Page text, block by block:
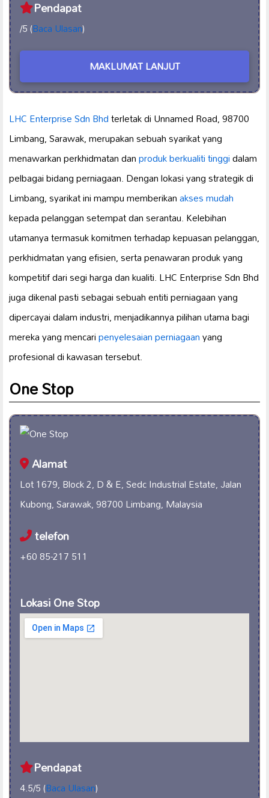
Pendapat
/5 (Baca Ulasan)
MAKLUMAT LANJUT
LHC Enterprise Sdn Bhdterletak di Unnamed Road, 98700
Limbang, Sarawak, merupakan sebuah syarikat yang
menawarkan perkhidmatan danproduk berkualiti tinggidalam
pelbagai bidang perniagaan. Dengan lokasi yang strategik di
Limbang, syarikat ini mampu memberikanakses mudah
kepada pelanggan setempat dan serantau. Kelebihan
utamanya termasuk komitmen terhadap kepuasan pelanggan,
perkhidmatan yang efisien, serta penawaran produk yang
kompetitif dari segi harga dan kualiti. LHC Enterprise Sdn Bhd
juga dikenal pasti sebagai sebuah entiti perniagaan yang
dipercayai dalam industri, menjadikannya pilihan utama bagi
mereka yang mencaripenyelesaian perniagaanyang
profesional di kawasan tersebut.
One Stop
Alamat
Lot 1679, Block 2, D & E, Sedc Industrial Estate, Jalan
Kubong, Sarawak, 98700 Limbang, Malaysia
telefon
+60 85-217 511
Lokasi One Stop
Pendapat
4.5/5 (Baca Ulasan)